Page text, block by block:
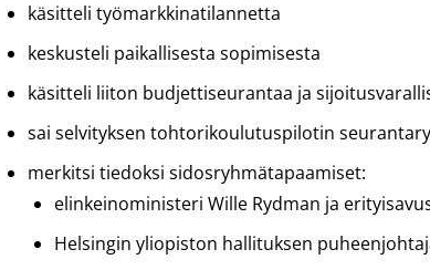
käsitteli työmarkkinatilannetta
keskusteli paikallisesta sopimisesta
käsitteli liiton budjettiseurantaa ja
sai selvityksen tohtorikoulutuspilotin
merkitsi tiedoksi sidosryhmätapaamiset:
elinkeinoministeri Wille Rydman ja
Helsingin yliopiston hallituksen